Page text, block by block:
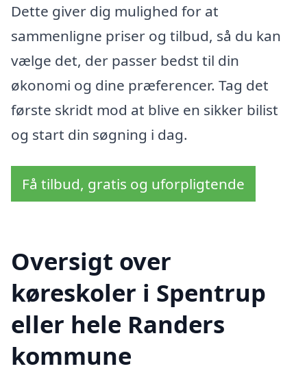
Dette giver dig mulighed for at
sammenligne priser og tilbud, så du kan
vælge det, der passer bedst til din
økonomi og dine præferencer. Tag det
første skridt mod at blive en sikker bilist
og start din søgning i dag.
Få tilbud, gratis og uforpligtende
Oversigt over
køreskoler i Spentrup
eller hele Randers
kommune